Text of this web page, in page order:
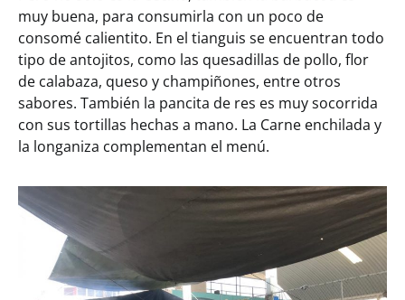
muy buena, para consumirla con un poco de
consomé calientito. En el tianguis se encuentran todo
tipo de antojitos, como las quesadillas de pollo, flor
de calabaza, queso y champiñones, entre otros
sabores. También la pancita de res es muy socorrida
con sus tortillas hechas a mano. La Carne enchilada y
la longaniza complementan el menú.